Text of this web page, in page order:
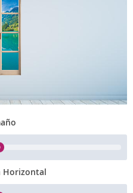
Horizontal